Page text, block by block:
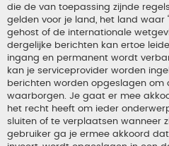
die de van toepassing zijnde
gelden voor je land, het land waar
gehost of de internationale
dergelijke berichten kan ertoe
ingang en permanent wordt
kan je serviceprovider worden
berichten worden opgeslagen om
waarborgen. Je gaat er mee
het recht heeft om ieder
sluiten of te verplaatsen wanneer
gebruiker ga je ermee akkoord